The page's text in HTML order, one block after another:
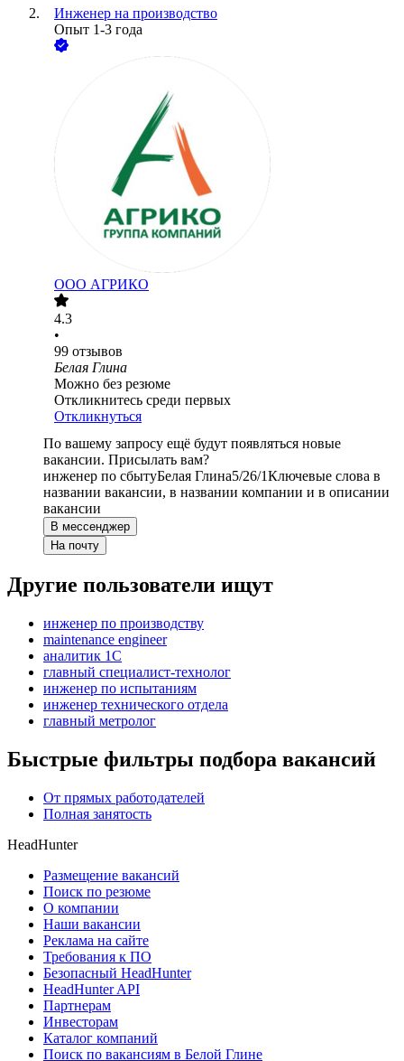
Инженер на производство
Опыт 1-3 года
ООО АГРИКО
4.3
•
99 отзывов
Белая Глина
Можно без резюме
Откликнитесь среди первых
Откликнуться
По вашему запросу ещё будут появляться новые
вакансии. Присылать вам?
инженер по сбытуБелая Глина5/26/1Ключевые слова в
названии вакансии, в названии компании и в описании
вакансии
В мессенджер
На почту
Другие пользователи ищут
инженер по производству
maintenance engineer
аналитик 1C
главный специалист-технолог
инженер по испытаниям
инженер технического отдела
главный метролог
Быстрые фильтры подбора вакансий
От прямых работодателей
Полная занятость
HeadHunter
Размещение вакансий
Поиск по резюме
О компании
Наши вакансии
Реклама на сайте
Требования к ПО
Безопасный HeadHunter
HeadHunter API
Партнерам
Инвесторам
Каталог компаний
Поиск по вакансиям в Белой Глине